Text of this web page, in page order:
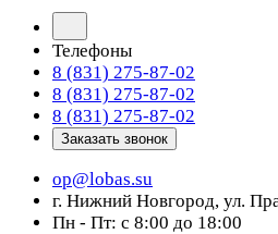
Телефоны
8 (831) 275-87-02
8 (831) 275-87-02
8 (831) 275-87-02
Заказать звонок
op@lobas.su
г. Нижний Новгород, ул.
Пн - Пт: с 8:00 до 18:00